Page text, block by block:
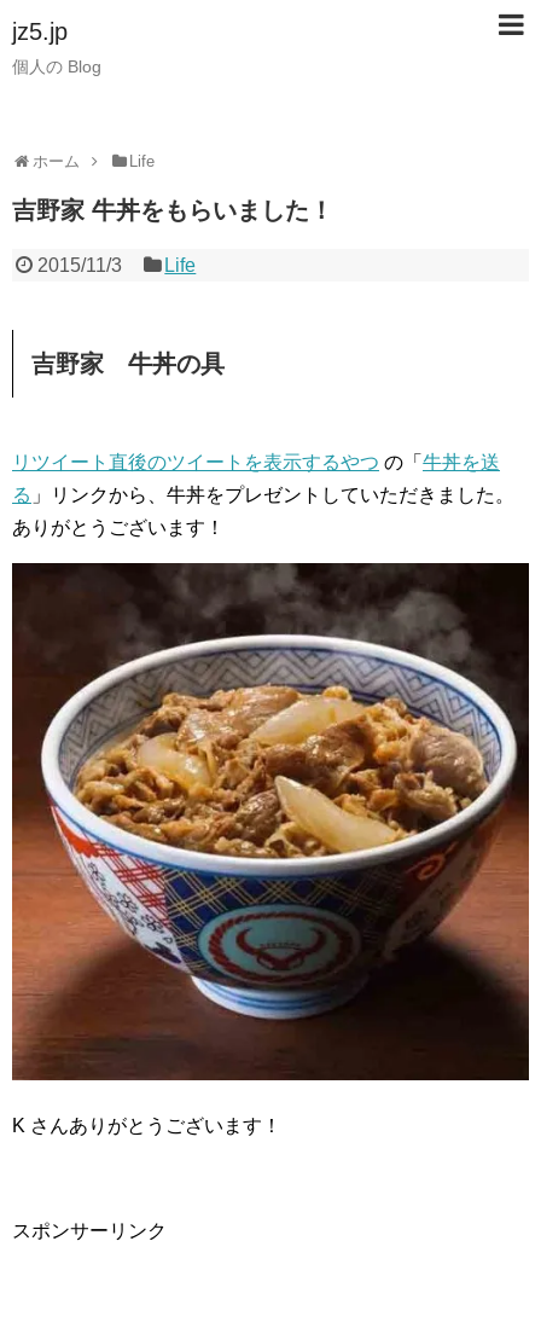
jz5.jp
個人の Blog
ホーム Life
吉野家 牛丼をもらいました！
2015/11/3 Life
吉野家 牛丼の具
リツイート直後のツイートを表示するやつ の「 牛丼を送
る 」リンクから、牛丼をプレゼントしていただきました。
ありがとうございます！
K さんありがとうございます！
スポンサーリンク